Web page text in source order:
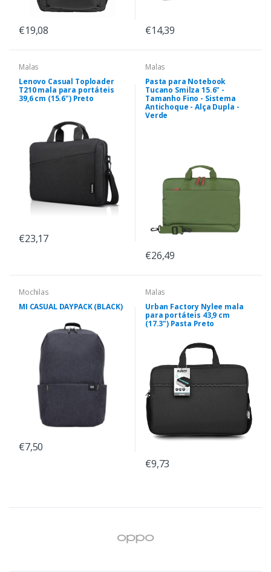
€19,08 €14,39
Malas
Lenovo Casual Toploader
T210 mala para portáteis
39,6 cm (15.6") Preto
€23,17
Malas
Pasta para Notebook
Tucano Smilza 15.6" -
Tamanho Fino - Sistema
Antichoque - Alça Dupla -
Verde
€26,49
Mochilas
MI CASUAL DAYPACK (BLACK)
€7,50
Malas
Urban Factory Nylee mala
para portáteis 43,9 cm
(17.3") Pasta Preto
€9,73